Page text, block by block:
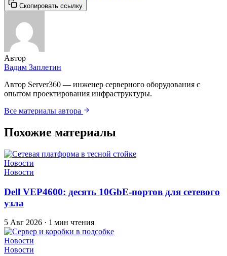
Скопировать ссылку
Автор
Вадим Заплетин
Автор Server360 — инженер серверного оборудования с
опытом проектирования инфраструктуры.
Все материалы автора
Похожие материалы
Новости
Новости
Dell VEP4600: десять 10GbE-портов для сетевого
узла
5 Авг 2026 · 1 мин чтения
Новости
Новости